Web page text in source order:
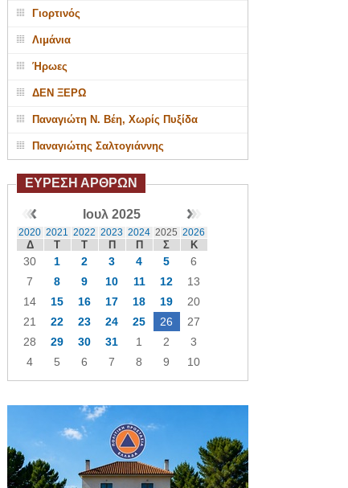
Γιορτινός
Λιμάνια
Ήρωες
ΔΕΝ ΞΕΡΩ
Παναγιώτη Ν. Βέη, Χωρίς Πυξίδα
Παναγιώτης Σαλτογιάννης
ΕΥΡΕΣΗ ΑΡΘΡΩΝ
Ιουλ 2025
2020 2021 2022 2023 2024 2025 2026
Δ Τ Τ Π Π Σ Κ
30 1 2 3 4 5
6
7
8 9 10 11 12
13
14
15 16 17 18 19
20
21
22 23 24 25 26
27
28
29 30 31 1 2
3
4
5 6 7 8 9 10